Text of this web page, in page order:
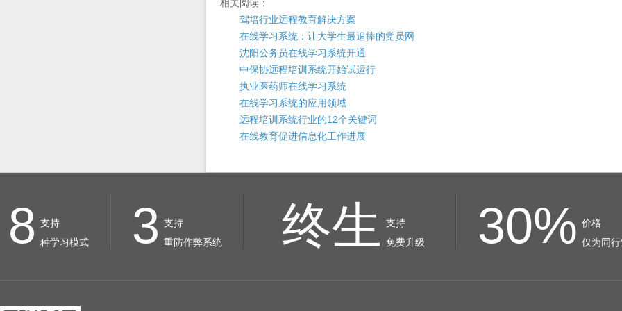
相关阅读：
驾培行业远程教育解决方案
在线学习系统：让大学生最追捧的党员网
沈阳公务员在线学习系统开通
中保协远程培训系统开始试运行
执业医药师在线学习系统
在线学习系统的应用领域
远程培训系统行业的12个关键词
在线教育促进信息化工作进展
8 支持
种学习模式
3 支持
重防作弊系统
终生
支持
免费升级
30% 价格
仅为同